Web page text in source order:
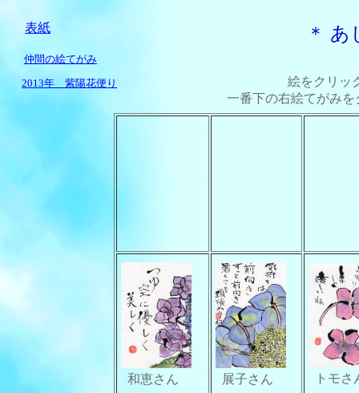
＊
表紙
仲間の絵てがみ
絵をクリッ
2013年 紫陽花便り
一番下の右絵てがみ
和恵さん 展子さん トモさ